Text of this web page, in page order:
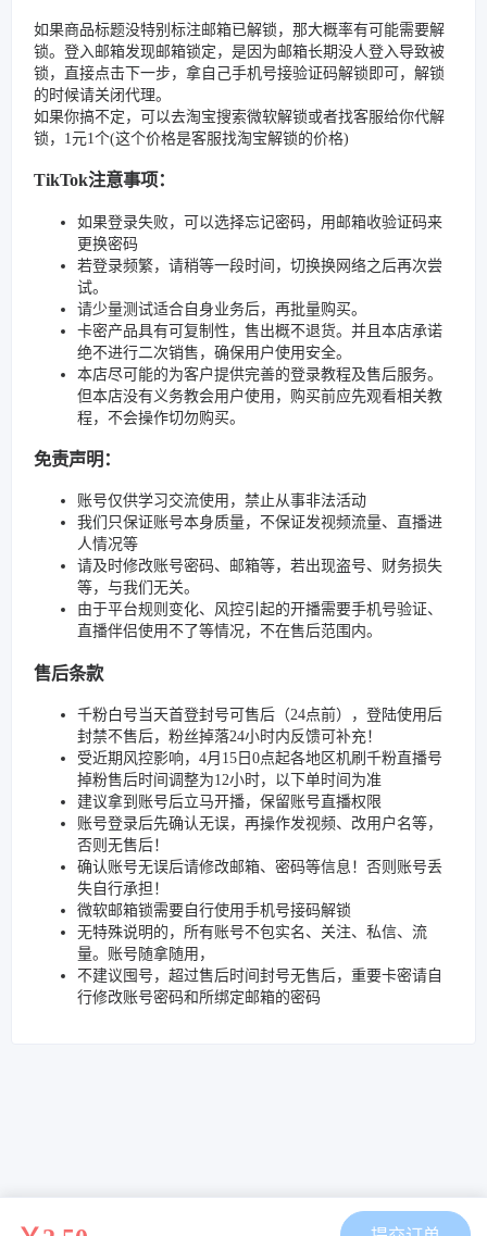
如果商品标题没特别标注邮箱已解锁，那大概率有可能需要解
锁。登入邮箱发现邮箱锁定，是因为邮箱长期没人登入导致被
锁，直接点击下一步，拿自己手机号接验证码解锁即可，解锁
的时候请关闭代理。
如果你搞不定，可以去淘宝搜索微软解锁或者找客服给你代解
锁，1元1个(这个价格是客服找淘宝解锁的价格)
TikTok注意事项：
如果登录失败，可以选择忘记密码，用邮箱收验证码来
更换密码
若登录频繁，请稍等一段时间，切换换网络之后再次尝
试。
请少量测试适合自身业务后，再批量购买。
卡密产品具有可复制性，售出概不退货。并且本店承诺
绝不进行二次销售，确保用户使用安全。
本店尽可能的为客户提供完善的登录教程及售后服务。
但本店没有义务教会用户使用，购买前应先观看相关教
程，不会操作切勿购买。
免责声明：
账号仅供学习交流使用，禁止从事非法活动
我们只保证账号本身质量，不保证发视频流量、直播进
人情况等
请及时修改账号密码、邮箱等，若出现盗号、财务损失
等，与我们无关。
由于平台规则变化、风控引起的开播需要手机号验证、
直播伴侣使用不了等情况，不在售后范围内。
售后条款
千粉白号当天首登封号可售后（24点前），登陆使用后
封禁不售后，粉丝掉落24小时内反馈可补充！
受近期风控影响，4月15日0点起各地区机刷千粉直播号
掉粉售后时间调整为12小时，以下单时间为准
建议拿到账号后立马开播，保留账号直播权限
账号登录后先确认无误，再操作发视频、改用户名等，
否则无售后！
确认账号无误后请修改邮箱、密码等信息！否则账号丢
失自行承担！
微软邮箱锁需要自行使用手机号接码解锁
无特殊说明的，所有账号不包实名、关注、私信、流
量。账号随拿随用，
不建议囤号，超过售后时间封号无售后，重要卡密请自
行修改账号密码和所绑定邮箱的密码